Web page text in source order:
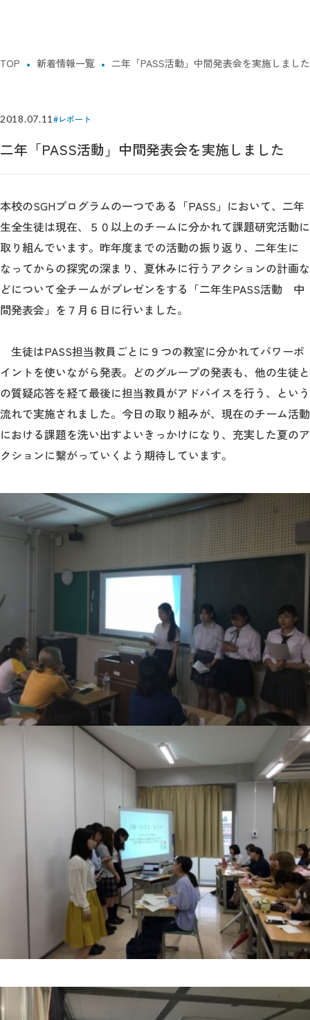
TOP 新着情報一覧 二年「PASS活動」中間発表会を実施しました
2018.07.11 #レポート
二年「PASS活動」中間発表会を実施しました
本校のSGHプログラムの一つである「PASS」において、二年
生全生徒は現在、５０以上のチームに分かれて課題研究活動に
取り組んでいます。昨年度までの活動の振り返り、二年生に
なってからの探究の深まり、夏休みに行うアクションの計画な
どについて全チームがプレゼンをする「二年生PASS活動 中
間発表会」を７月６日に行いました。
生徒はPASS担当教員ごとに９つの教室に分かれてパワーポ
イントを使いながら発表。どのグループの発表も、他の生徒と
の質疑応答を経て最後に担当教員がアドバイスを行う、という
流れで実施されました。今日の取り組みが、現在のチーム活動
における課題を洗い出すよいきっかけになり、充実した夏のア
クションに繋がっていくよう期待しています。